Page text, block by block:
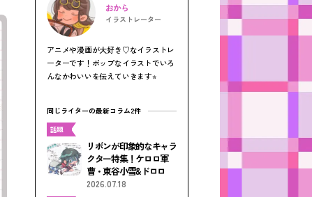
おから
イラストレーター
アニメや漫画が大好き♡なイラストレ
ーターです！ポップなイラストでいろ
んなかわいいを伝えていきます⭐︎
同じライターの最新コラム2件
話題
リボンが印象的なキャラ
クター特集！ケロロ軍
曹・東谷小雪&ドロロ
2026.07.18